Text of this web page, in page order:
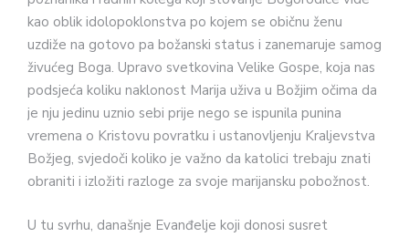
kao oblik idolopoklonstva po kojem se običnu ženu
uzdiže na gotovo pa božanski status i zanemaruje samog
živućeg Boga. Upravo svetkovina Velike Gospe, koja nas
podsjeća koliku naklonost Marija uživa u Božjim očima da
je nju jedinu uznio sebi prije nego se ispunila punina
vremena o Kristovu povratku i ustanovljenju Kraljevstva
Božjeg, svjedoči koliko je važno da katolici trebaju znati
obraniti i izložiti razloge za svoje marijansku pobožnost.
U tu svrhu, današnje Evanđelje koji donosi susret